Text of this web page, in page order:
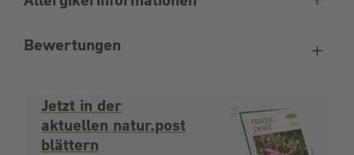
Bewertungen
Jetzt in der
aktuellen natur.post
blättern